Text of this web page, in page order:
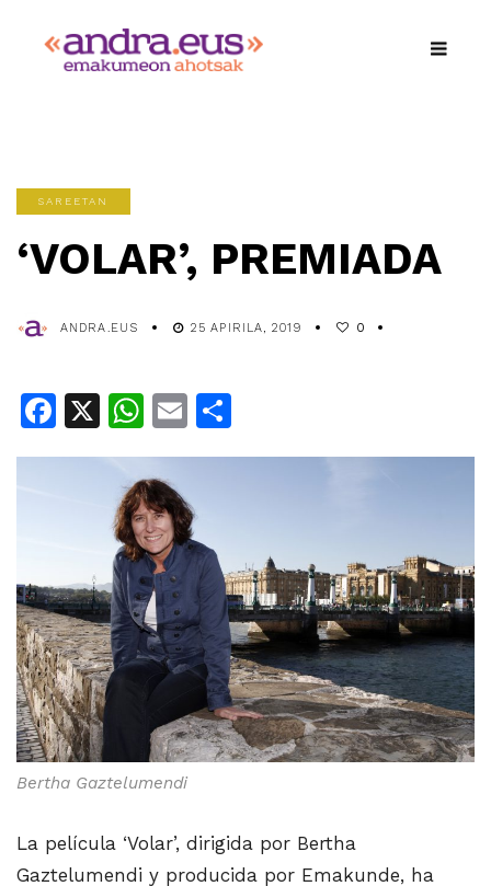
SAREETAN
‘VOLAR’, PREMIADA
ANDRA.EUS 25 APIRILA, 2019 0
Facebook
X WhatsApp
Email
Bertha Gaztelumendi
La película ‘Volar’, dirigida por Bertha
Gaztelumendi y producida por Emakunde, ha